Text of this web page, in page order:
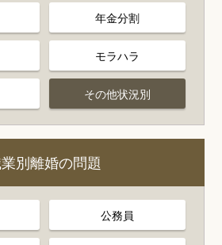
年金分割
モラハラ
その他状況別
別離婚の問題
公務員